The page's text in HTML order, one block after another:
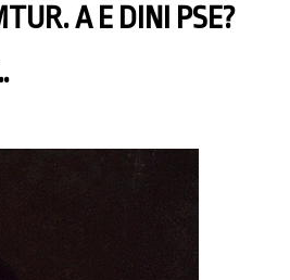
A E DINI PSE?